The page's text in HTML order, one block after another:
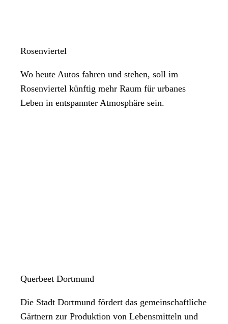
Rosenviertel
Wo heute Autos fahren und stehen, soll im
Rosenviertel künftig mehr Raum für urbanes
Leben in entspannter Atmosphäre sein.
Querbeet Dortmund
Die Stadt Dortmund fördert das gemeinschaftliche
Gärtnern zur Produktion von Lebensmitteln und